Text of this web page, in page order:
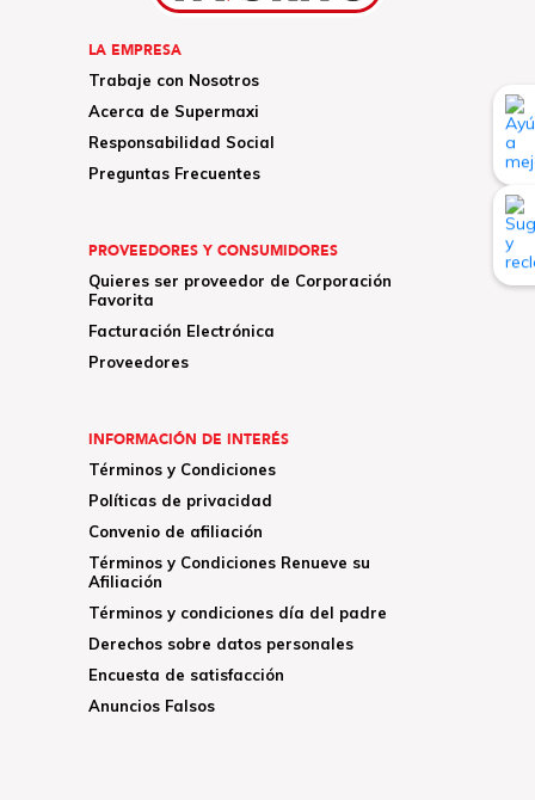
LA EMPRESA
Trabaje con Nosotros
Acerca de Supermaxi
Responsabilidad Social
Preguntas Frecuentes
PROVEEDORES Y CONSUMIDORES
Quieres ser proveedor de Corporación
Favorita
Facturación Electrónica
Proveedores
INFORMACIÓN DE INTERÉS
Términos y Condiciones
Políticas de privacidad
Convenio de afiliación
Términos y Condiciones Renueve su
Afiliación
Términos y condiciones día del padre
Derechos sobre datos personales
Encuesta de satisfacción
Anuncios Falsos